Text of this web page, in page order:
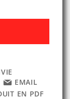
EMAIL
EN PDF